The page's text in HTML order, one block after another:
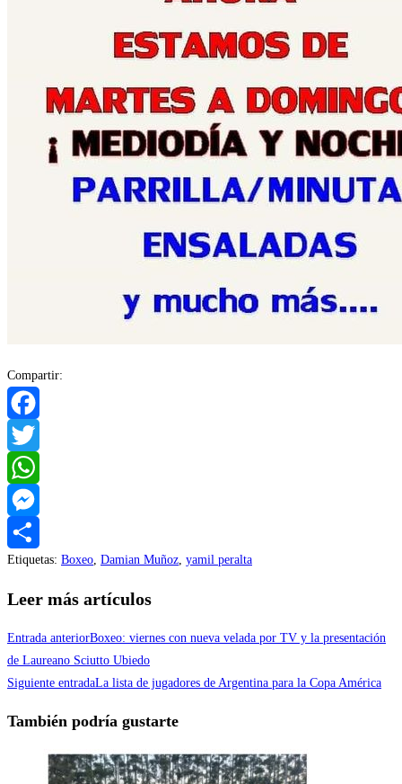
Compartir:
Facebook
Twitter
WhatsApp
Messenger
Compartir
Etiquetas: Boxeo, Damian Muñoz, yamil peralta
Leer más artículos
Entrada anteriorBoxeo: viernes con nueva velada por TV y la presentación
de Laureano Sciutto Ubiedo
Siguiente entradaLa lista de jugadores de Argentina para la Copa América
También podría gustarte